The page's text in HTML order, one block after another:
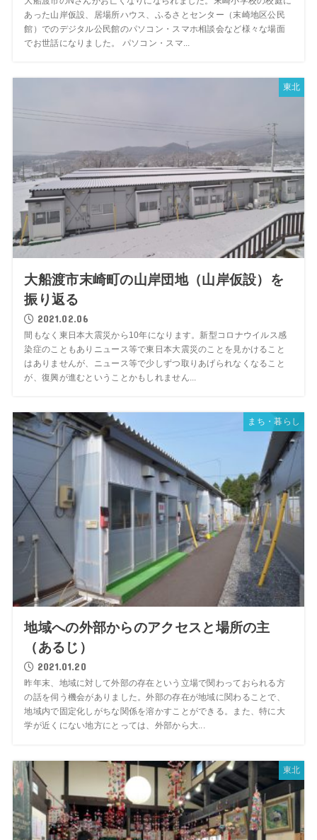
あった山岸仮設、居場所ハウス、ふるさとセンター（末崎地区公民
館）でのデジタル公民館のパソコン・スマホ相談会など様々な場面
でお世話になりました。 パソコン・スマ...
東北
大船渡市末崎町の山岸団地（山岸仮設）を
振り返る
2021.02.06
間もなく東日本大震災から10年になります。新型コロナウイルス感
染症のこともありニュース等で東日本大震災のことを見かけること
はありませんが、ニュース等で少しずつ取りあげられなくなること
が、復興が進むということかもしれません...
まち・暮らし
地域への外部からのアクセスと場所の主
（あるじ）
2021.01.20
昨年末、地域に対して外部の存在という立場で関わっておられる方
の話を伺う機会がありました。外部の存在が地域に関わることで、
地域内で固定化しがちな関係を溶かすことができる。また、特に大
学が近くにない地方にとっては、外部から大...
東北